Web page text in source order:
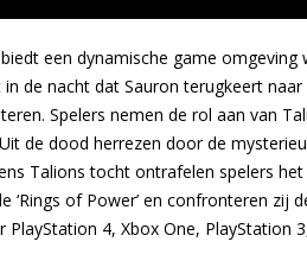
een dynamische game
de nacht dat Sauron terugkeert
Spelers nemen de rol aan van
de dood herrezen door de
Talions tocht ontrafelen spelers
‘Rings of Power’ en confronteren
4, Xbox One, PlayStation